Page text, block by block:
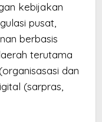
kebijakan
pusat,
berbasis
terutama
dan
(sarpras,